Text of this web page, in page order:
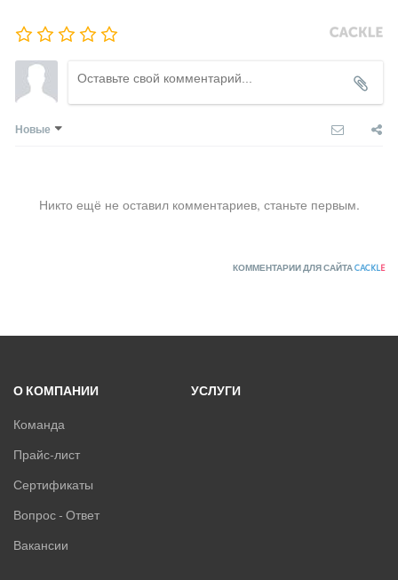
Новые
Никто ещё не оставил комментариев, станьте первым.
КОММЕНТАРИИ ДЛЯ САЙТАCACKLE
О КОМПАНИИ
Команда
Прайс-лист
Сертификаты
Вопрос - Ответ
Вакансии
УСЛУГИ